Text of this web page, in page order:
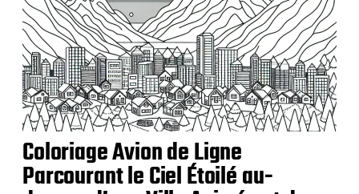
Coloriage Avion de Ligne
Parcourant le Ciel Étoilé au-